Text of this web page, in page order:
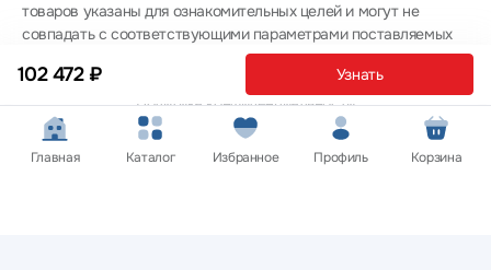
102 472 ₽ Узнать
товаров указаны для ознакомительных целей и могут не
совпадать с соответствующими параметрами поставляемых
товаров - уточняйте информацию у менеджера при
оформлении заказа.
Политика конфиденциальности
© 2012 — 2026 ООО «Эпл Тэк»
Главная Каталог Избранное Профиль Корзина